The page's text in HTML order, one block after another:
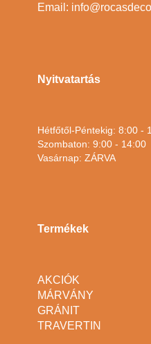
Email:
Nyitvatartás
Hétfőtől-Péntekig: 8:00 -
Szombaton: 9:00 - 14:00
Vasárnap: ZÁRVA
Termékek
AKCIÓK
MÁRVÁNY
GRÁNIT
TRAVERTIN